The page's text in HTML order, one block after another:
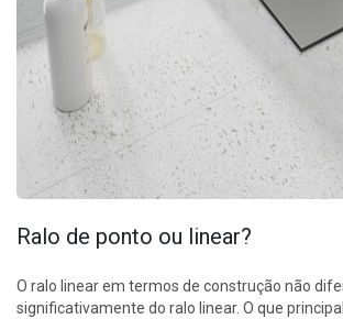
Ralo de ponto ou linear?
O ralo linear em termos de construção não
significativamente do ralo linear. O que